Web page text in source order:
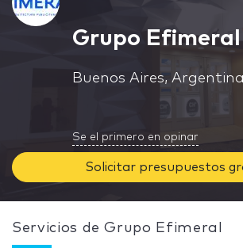
Grupo Efimeral
Buenos Aires, Argentina
Se el primero en opinar
Solicitar presupuestos
Servicios de Grupo Efimeral